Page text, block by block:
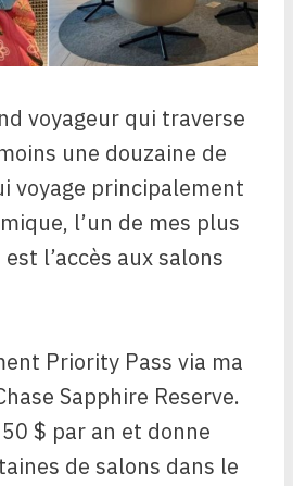
voyageur qui traverse
une douzaine de
voyage principalement
l’un de mes plus
l’accès aux salons
Priority Pass via ma
Sapphire Reserve.
$ par an et donne
de salons dans le